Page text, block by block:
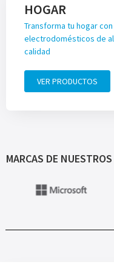
HOGAR
Transforma tu hogar
electrodomésticos de
calidad
VER PRODUCTOS
MARCAS DE